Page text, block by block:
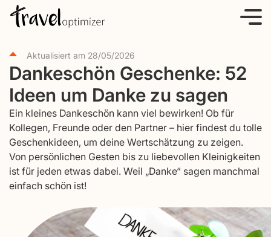
Aktualisiert am 28/05/2026
Dankeschön Geschenke: 52
Ideen um Danke zu sagen
Ein kleines Dankeschön kann viel bewirken! Ob für
Kollegen, Freunde oder den Partner – hier findest du tolle
Geschenkideen, um deine Wertschätzung zu zeigen.
Von persönlichen Gesten bis zu liebevollen Kleinigkeiten
ist für jeden etwas dabei. Weil „Danke“ sagen manchmal
einfach schön ist!